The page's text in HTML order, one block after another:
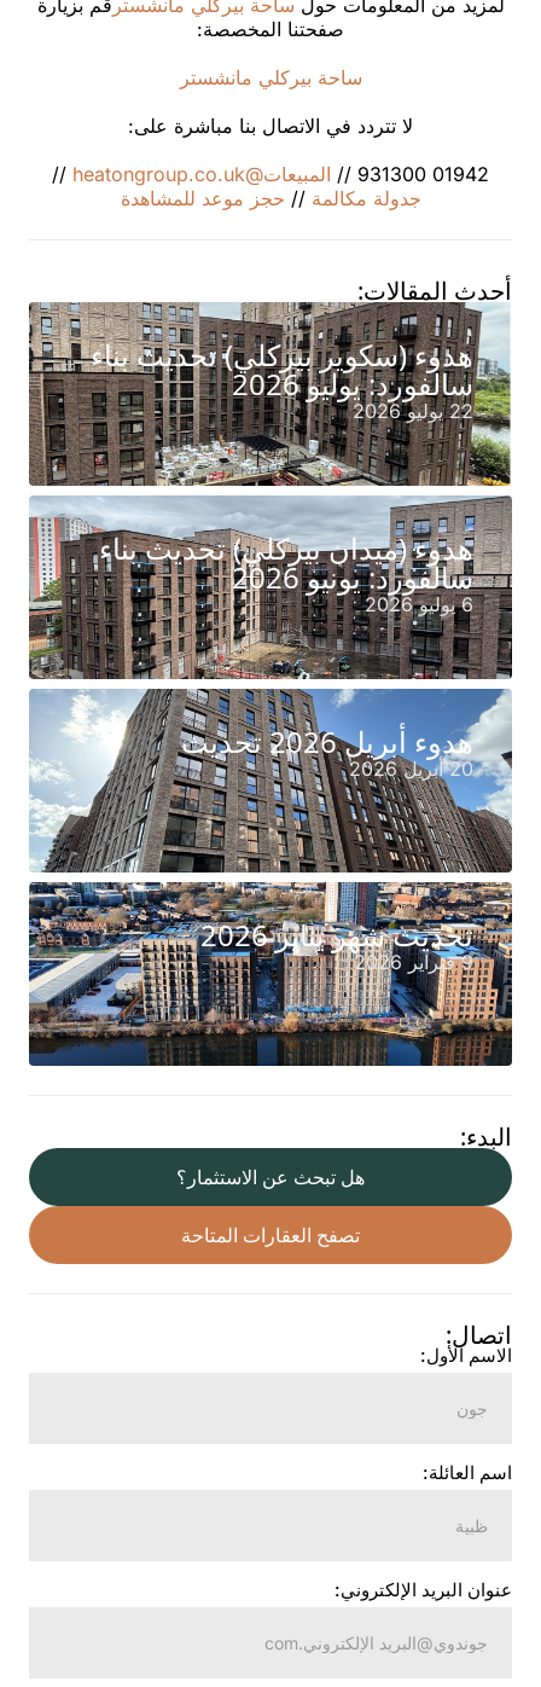
لمزيد من المعلومات حول ساحة بيركلي مانشستر قم بزيارة
صفحتنا المخصصة:
ساحة بيركلي مانشستر
لا تتردد في الاتصال بنا مباشرة على:
01942 931300 //
المبيعات@heatongroup.co.uk
//
جدولة مكالمة // حجز موعد للمشاهدة
أحدث المقالات:
هدوء (سكوير بيركلي) تحديث بناء
سالفورد: يوليو 2026
22 يوليو 2026
هدوء (ميدان بيركلي) تحديث بناء
سالفورد: يونيو 2026
6 يوليو 2026
هدوء أبريل 2026 تحديث
20 أبريل 2026
تحديث شهر يناير 2026
9 فبراير 2026
البدء:
هل تبحث عن الاستثمار؟
تصفح العقارات المتاحة
اتصال:
الاسم الأول:
اسم العائلة:
عنوان البريد الإلكتروني: